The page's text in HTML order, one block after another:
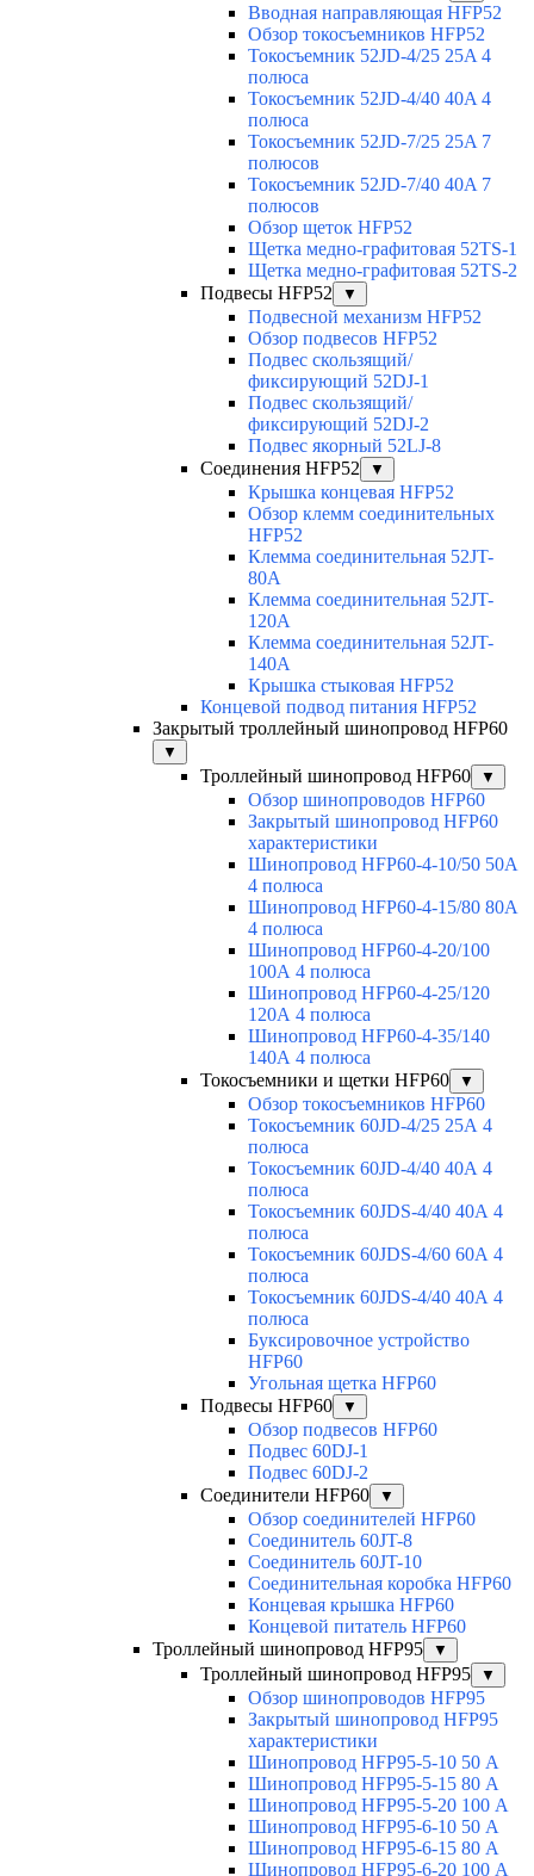
Вводная направляющая HFP52
Обзор токосъемников HFP52
Токосъемник 52JD-4/25 25A 4
полюса
Токосъемник 52JD-4/40 40A 4
полюса
Токосъемник 52JD-7/25 25A 7
полюсов
Токосъемник 52JD-7/40 40A 7
полюсов
Обзор щеток HFP52
Щетка медно-графитовая 52TS-1
Щетка медно-графитовая 52TS-2
Подвесы HFP52
▼
Подвесной механизм HFP52
Обзор подвесов HFP52
Подвес скользящий/
фиксирующий 52DJ-1
Подвес скользящий/
фиксирующий 52DJ-2
Подвес якорный 52LJ-8
Соединения HFP52
▼
Крышка концевая HFP52
Обзор клемм соединительных
HFP52
Клемма соединительная 52JT-
80A
Клемма соединительная 52JT-
120A
Клемма соединительная 52JT-
140A
Крышка стыковая HFP52
Концевой подвод питания HFP52
Закрытый троллейный шинопровод HFP60
▼
Троллейный шинопровод HFP60 ▼
Обзор шинопроводов HFP60
Закрытый шинопровод HFP60
характеристики
Шинопровод HFP60-4-10/50 50А
4 полюса
Шинопровод HFP60-4-15/80 80А
4 полюса
Шинопровод HFP60-4-20/100
100А 4 полюса
Шинопровод HFP60-4-25/120
120А 4 полюса
Шинопровод HFP60-4-35/140
140А 4 полюса
Токосъемники и щетки HFP60
▼
Обзор токосъемников HFP60
Токосъемник 60JD-4/25 25А 4
полюса
Токосъемник 60JD-4/40 40А 4
полюса
Токосъемник 60JDS-4/40 40А 4
полюса
Токосъемник 60JDS-4/60 60А 4
полюса
Токосъемник 60JDS-4/40 40А 4
полюса
Буксировочное устройство
HFP60
Угольная щетка HFP60
Подвесы HFP60
▼
Обзор подвесов HFP60
Подвес 60DJ-1
Подвес 60DJ-2
Соединители HFP60
▼
Обзор соединителей HFP60
Соединитель 60JT-8
Соединитель 60JT-10
Соединительная коробка HFP60
Концевая крышка HFP60
Концевой питатель HFP60
Троллейный шинопровод HFP95
▼
Троллейный шинопровод HFP95 ▼
Обзор шинопроводов HFP95
Закрытый шинопровод HFP95
характеристики
Шинопровод HFP95-5-10 50 А
Шинопровод HFP95-5-15 80 А
Шинопровод HFP95-5-20 100 А
Шинопровод HFP95-6-10 50 А
Шинопровод HFP95-6-15 80 А
Шинопровод HFP95-6-20 100 А